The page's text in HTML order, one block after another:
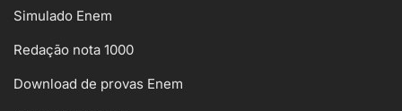
Simulado Enem
Redação nota 1000
Download de provas Enem